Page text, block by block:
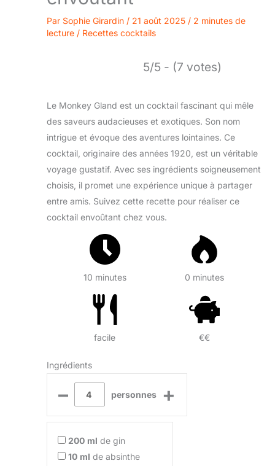
Par Sophie Girardin / 21 août 2025 / 2 minutes de
lecture / Recettes cocktails
5/5 - (7 votes)
Le Monkey Gland est un cocktail fascinant qui mêle
des saveurs audacieuses et exotiques. Son nom
intrigue et évoque des aventures lointaines. Ce
cocktail, originaire des années 1920, est un véritable
voyage gustatif. Avec ses ingrédients soigneusement
choisis, il promet une expérience unique à partager
entre amis. Suivez cette recette pour réaliser ce
cocktail envoûtant chez vous.
10 minutes 0 minutes
facile €€
Ingrédients
– personnes +
200 ml de gin
10 ml de absinthe